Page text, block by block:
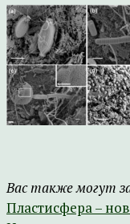
Вас также могут
Пластисфера –